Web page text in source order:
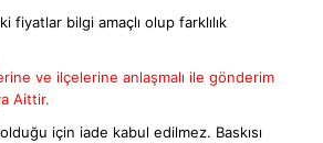
fiyatlar bilgi amaçlı olup farklılık
ve ilçelerine anlaşmalı ile gönderim
Aittir.
için iade kabul edilmez. Baskısı